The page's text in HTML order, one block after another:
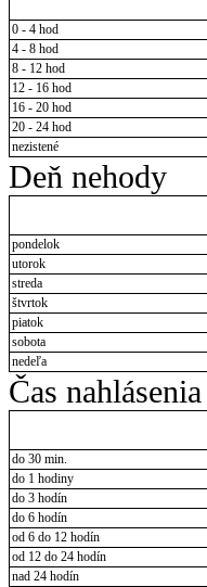
0 - 4 hod
4 - 8 hod
8 - 12 hod
12 - 16 hod
16 - 20 hod
20 - 24 hod
nezistené
Deň nehody
pondelok
utorok
streda
štvrtok
piatok
sobota
nedeľa
Čas
do 30 min.
do 1 hodiny
do 3 hodín
do 6 hodín
od 6 do 12 hodín
od 12 do 24 hodín
nad 24 hodín